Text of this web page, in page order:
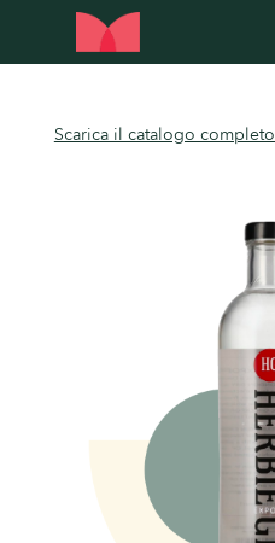
Scarica il catalogo completo